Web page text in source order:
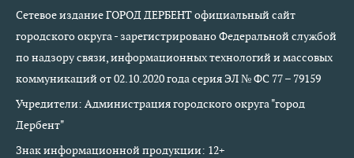
Сетевое издание ГОРОД ДЕРБЕНТ официальный сайт
городского округа - зарегистрировано Федеральной службой
по надзору связи, информационных технологий и массовых
коммуникаций от 02.10.2020 года серия ЭЛ № ФС 77 – 79159
Учредители: Администрация городского округа "город
Дербент"
Знак информационной продукции: 12+